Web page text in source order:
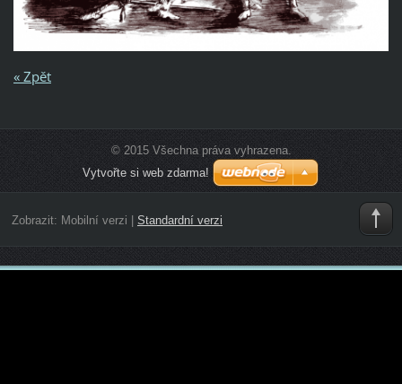
« Zpět
© 2015 Všechna práva vyhrazena.
Vytvořte si web zdarma!
Zobrazit: Mobilní verzi Standardní verzi